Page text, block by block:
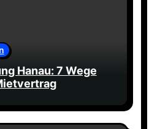
Hanau: 7 Wege